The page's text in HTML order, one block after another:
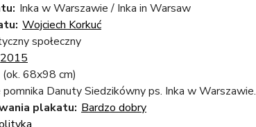
Inka w Warszawie / Inka in Warsaw
Wojciech Korkuć
społeczny
2015
68x98 cm)
pomnika Danuty Siedzikówny ps. Inka w Warszawie.
plakatu: Bardzo dobry